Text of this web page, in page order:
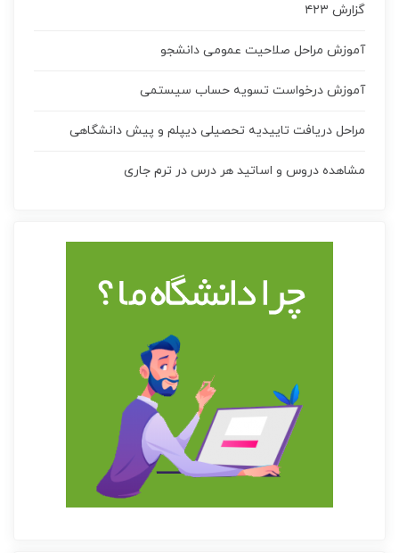
گزارش ۴۲۳
آموزش مراحل صلاحیت عمومی دانشجو
آموزش درخواست تسويه حساب سيستمی
مراحل دریافت تاییدیه تحصیلی دیپلم و پیش دانشگاهی
مشاهده دروس و اساتید هر درس در ترم جاری